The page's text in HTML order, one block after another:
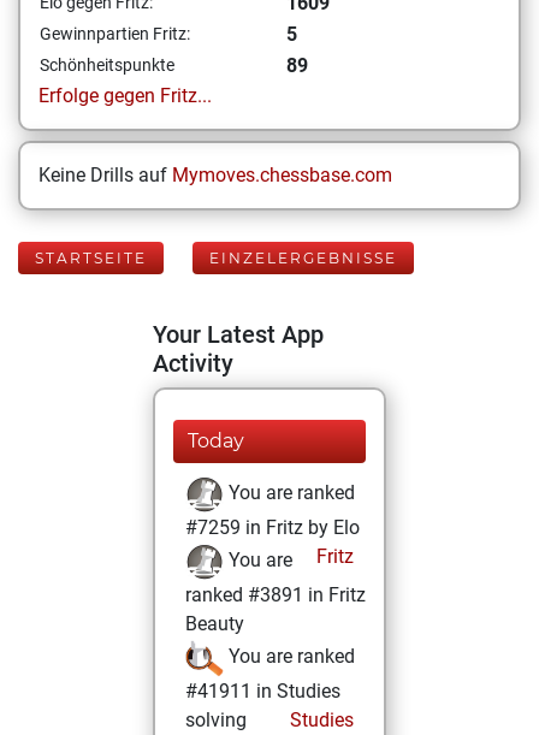
Gewinnpartien Fritz: 5
Schönheitspunkte
89
Erfolge gegen Fritz...
Keine Drills auf Mymoves.chessbase.com
STARTSEITE EINZELERGEBNISSE
Your Latest App
Activity
Today
You are ranked
#7259 in Fritz by Elo
Fritz
You are
ranked #3891 in Fritz
Beauty
You are ranked
#41911 in Studies
solving
Studies